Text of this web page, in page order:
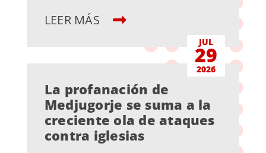
LEER MÁS
JUL
29
2026
La profanación de
Medjugorje se suma a la
creciente ola de ataques
contra iglesias